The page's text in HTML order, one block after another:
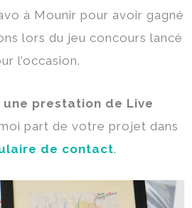
à Mounir pour avoir gagné
lors du jeu concours lancé
l’occasion.
une prestation de Live
part de votre projet dans
de contact.